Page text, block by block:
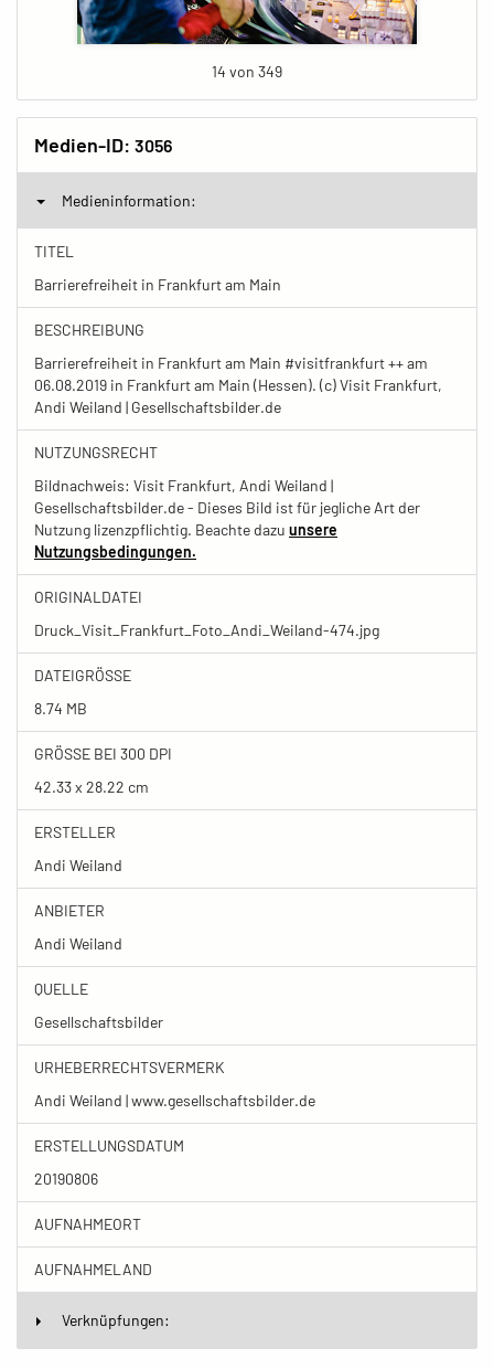
14 von 349
Medien-ID: 3056
Medieninformation:
TITEL
Barrierefreiheit in Frankfurt am Main
BESCHREIBUNG
Barrierefreiheit in Frankfurt am Main #visitfrankfurt ++ am
06.08.2019 in Frankfurt am Main (Hessen). (c) Visit Frankfurt,
Andi Weiland | Gesellschaftsbilder.de
NUTZUNGSRECHT
Bildnachweis: Visit Frankfurt, Andi Weiland |
Gesellschaftsbilder.de - Dieses Bild ist für jegliche Art der
Nutzung lizenzpflichtig. Beachte dazu unsere
Nutzungsbedingungen.
ORIGINALDATEI
Druck_Visit_Frankfurt_Foto_Andi_Weiland-474.jpg
DATEIGRÖSSE
8.74 MB
GRÖSSE BEI 300 DPI
42.33 x 28.22 cm
ERSTELLER
Andi Weiland
ANBIETER
Andi Weiland
QUELLE
Gesellschaftsbilder
URHEBERRECHTSVERMERK
Andi Weiland | www.gesellschaftsbilder.de
ERSTELLUNGSDATUM
20190806
AUFNAHMEORT
AUFNAHMELAND
Verknüpfungen: